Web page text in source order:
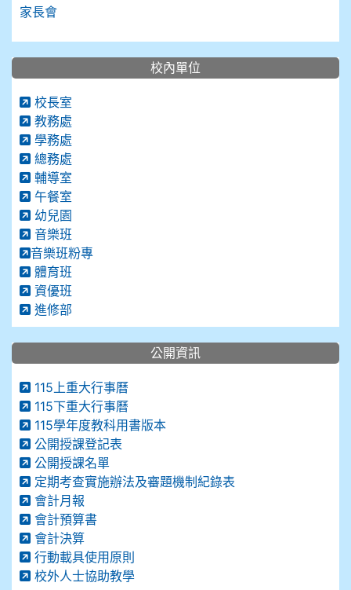
家長會
校內單位
校長室
教務處
學務處
總務處
輔導室
午餐室
幼兒園
音樂班
音樂班粉專
體育班
資優班
進修部
公開資訊
115上重大行事曆
115下重大行事曆
115學年度教科用書版本
公開授課登記表
公開授課名單
定期考查實施辦法及審題機制紀錄表
會計月報
會計預算書
會計決算
行動載具使用原則
校外人士協助教學